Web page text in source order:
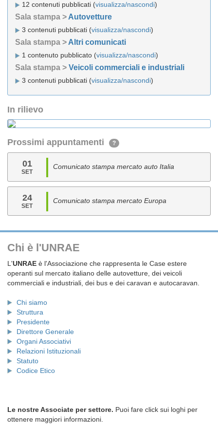
12 contenuti pubblicati (visualizza/nascondi)
Sala stampa > Autovetture
3 contenuti pubblicati (visualizza/nascondi)
Sala stampa > Altri comunicati
1 contenuto pubblicato (visualizza/nascondi)
Sala stampa > Veicoli commerciali e industriali
3 contenuti pubblicati (visualizza/nascondi)
In rilievo
Prossimi appuntamenti ?
01
SET
Comunicato stampa mercato auto Italia
24
SET
Comunicato stampa mercato Europa
Chi è l'UNRAE
L'UNRAE è l'Associazione che rappresenta le Case estere
operanti sul mercato italiano delle autovetture, dei veicoli
commerciali e industriali, dei bus e dei caravan e autocaravan.
Chi siamo
Struttura
Presidente
Direttore Generale
Organi Associativi
Relazioni Istituzionali
Statuto
Codice Etico
Le nostre Associate per settore. Puoi fare click sui loghi per
ottenere maggiori informazioni.